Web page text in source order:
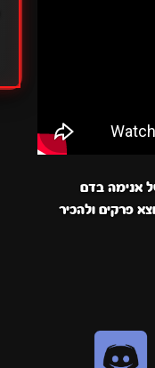
אנימה בדם
פרקים ולהכיר